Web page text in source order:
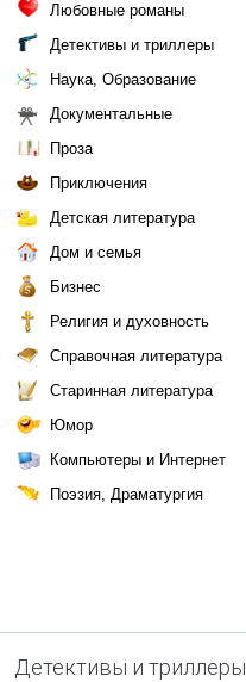
Любовные романы
Детективы и триллеры
Наука, Образование
Документальные
Проза
Приключения
Детская литература
Дом и семья
Бизнес
Религия и духовность
Справочная литература
Старинная литература
Юмор
Компьютеры и Интернет
Поэзия, Драматургия
Детективы и триллеры